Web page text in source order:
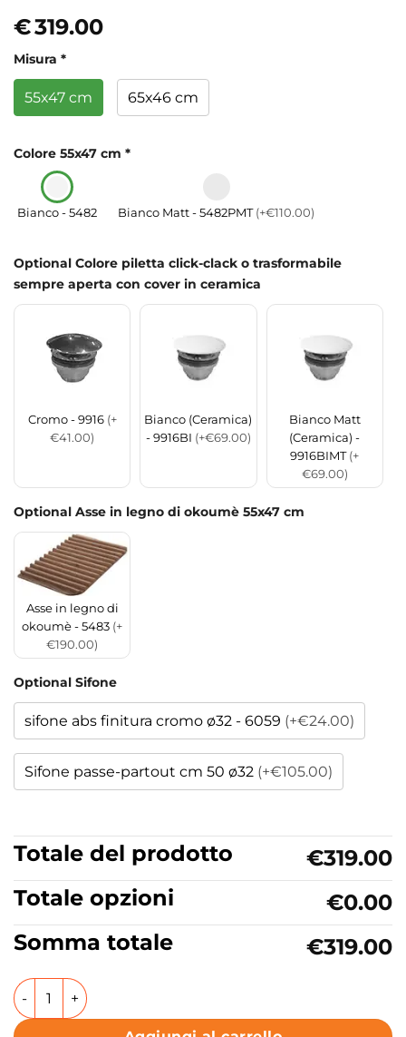
€319.00
Misura *
55x47 cm 65x46 cm
Colore 55x47 cm *
Bianco - 5482 Bianco Matt - 5482PMT (+€110.00)
Optional Colore piletta click-clack o trasformabile
sempre aperta con cover in ceramica
Cromo - 9916 (+
€41.00)
Bianco (Ceramica)
- 9916BI (+€69.00)
Bianco Matt
(Ceramica) -
9916BIMT (+
€69.00)
Optional Asse in legno di okoumè 55x47 cm
Asse in legno di
okoumè - 5483 (+
€190.00)
Optional Sifone
sifone abs finitura cromo ø32 - 6059 (+€24.00)
Sifone passe-partout cm 50 ø32 (+€105.00)
Totale del prodotto
€319.00
Totale opzioni
€0.00
Somma totale
€319.00
Lavabo/lavatoio in ceramica sospeso Collezione